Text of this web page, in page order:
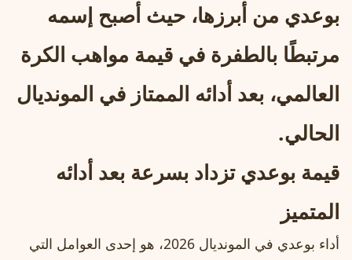
بوعدي من أبرزها، حيث أصبح إسمه
مرتبطًا بالطفرة في قيمة مواهب الكرة
العالمي، بعد أدائه الممتاز في المونديال
الحالي.
قيمة بوعدي تزداد بسرعة بعد أدائه
المتميز
أداء بوعدي في المونديال 2026، هو إحدى العوامل التي